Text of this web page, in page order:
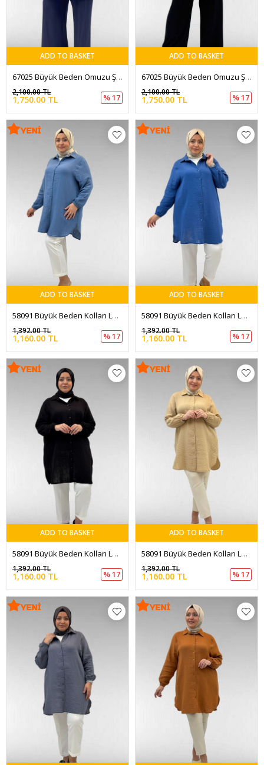
ADD TO BASKET
67025 Büyük Beden Omuzu Şal Duruşlu Pantolonlu Takım - Petekli İndigo-Laci
1,750.00 TL
2,100.00 TL
% 17
ADD TO BASKET
67025 Büyük Beden Omuzu Şal Duruşlu Pantolonlu Takım - Petekli Siyah-Siyah
1,750.00 TL
2,100.00 TL
% 17
ADD TO BASKET
58091 Büyük Beden Kolları Lastikli Müslin Gömlek - Soğuk Mavi
1,160.00 TL
1,392.00 TL
% 17
ADD TO BASKET
58091 Büyük Beden Kolları Lastikli Müslin Gömlek - İndigo
1,160.00 TL
1,392.00 TL
% 17
ADD TO BASKET
58091 Büyük Beden Kolları Lastikli Müslin Gömlek - Siyah
1,160.00 TL
1,392.00 TL
% 17
ADD TO BASKET
58091 Büyük Beden Kolları Lastikli Müslin Gömlek - Bej
1,160.00 TL
1,392.00 TL
% 17